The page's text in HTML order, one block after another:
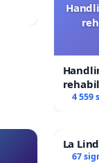
4 559
La
67